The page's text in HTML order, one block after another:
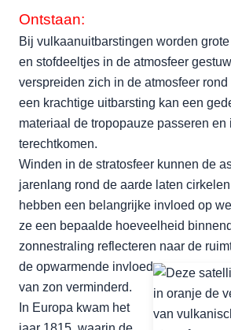
Ontstaan:
Bij vulkaanuitbarstingen worden
en stofdeeltjes in de atmosfeer
verspreiden zich in de atmosfeer
een krachtige uitbarsting kan een
materiaal de tropopauze passeren en
terechtkomen.
Winden in de stratosfeer kunnen de
jarenlang rond de aarde laten
hebben een belangrijke invloed op
ze een bepaalde hoeveelheid
zonnestraling reflecteren naar de
de opwarmende invloed
van zon verminderd.
In Europa kwam het